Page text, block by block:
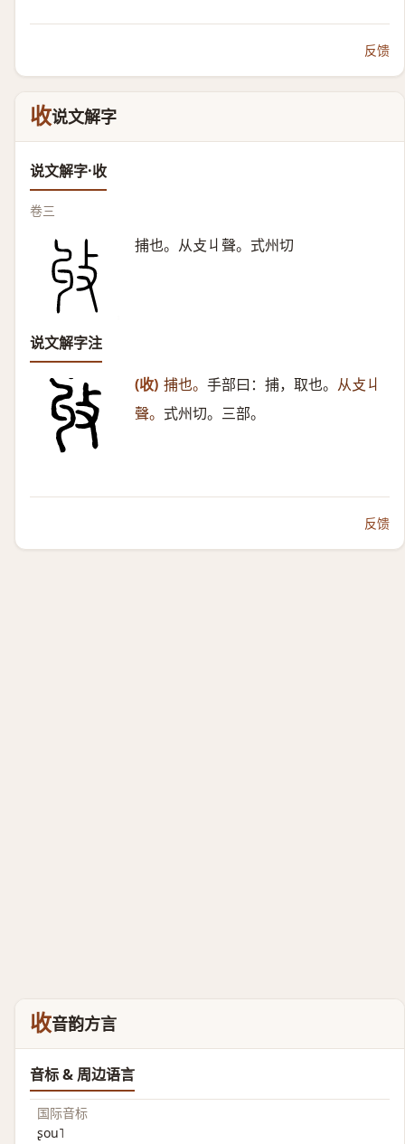
反馈
收说文解字
说文解字·收
卷三
捕也。从攴丩聲。式州切
说文解字注
(收) 捕也。 手部曰：捕，取也。 从攴丩
聲。 式州切。三部。
反馈
收音韵方言
音标 & 周边语言
国际音标
ʂou˥